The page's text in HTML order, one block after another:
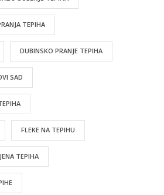
TEPIHA
DUBINSKO PRANJE TEPIHA
SAD
FLEKE NA TEPIHU
TEPIHA